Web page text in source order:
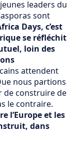
leaders du
sont
Days, c’est
se réfléchit
loin des
attendent
nous partions
de construire de
le contraire.
l’Europe et les
dans